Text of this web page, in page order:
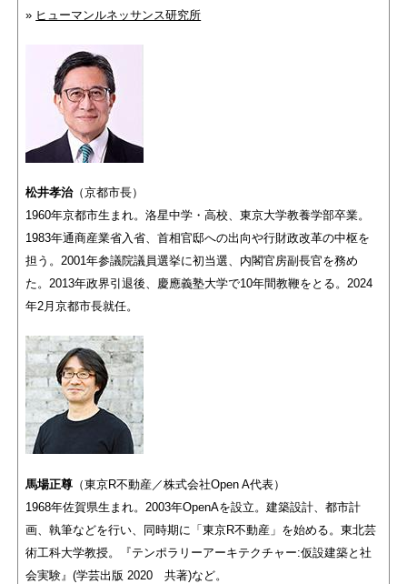
» ヒューマンルネッサンス研究所
松井孝治（京都市長）
1960年京都市生まれ。洛星中学・高校、東京大学教養学部卒業。
1983年通商産業省入省、首相官邸への出向や行財政改革の中枢を
担う。2001年参議院議員選挙に初当選、内閣官房副長官を務め
た。2013年政界引退後、慶應義塾大学で10年間教鞭をとる。2024
年2月京都市長就任。
馬場正尊 （東京R不動産／株式会社Open A代表）
1968年佐賀県生まれ。2003年OpenAを設立。建築設計、都市計
画、執筆などを行い、同時期に「東京R不動産」を始める。東北芸
術工科大学教授。『テンポラリーアーキテクチャー:仮設建築と社
会実験』(学芸出版 2020 共著)など。